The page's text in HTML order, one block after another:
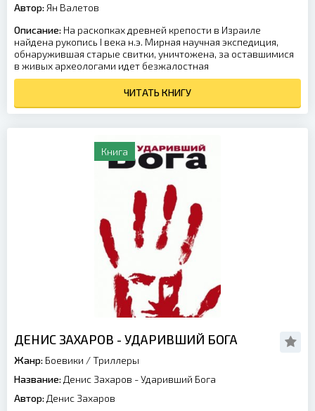
Автор: Ян Валетов
Описание: На раскопках древней крепости в Израиле
найдена рукопись I века н.э. Мирная научная экспедиция,
обнаружившая старые свитки, уничтожена, за оставшимися
в живых археологами идет безжалостная
ЧИТАТЬ КНИГУ
Книга
ДЕНИС ЗАХАРОВ - УДАРИВШИЙ БОГА
Жанр: Боевики /Триллеры
Название: Денис Захаров - Ударивший Бога
Автор: Денис Захаров